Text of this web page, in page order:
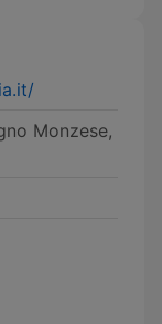
Monzese,